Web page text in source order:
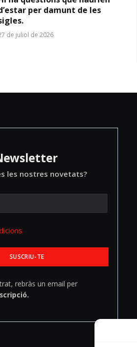
per damunt de les
de juliol de 2026
les nostres novetats?
rebràs un email per